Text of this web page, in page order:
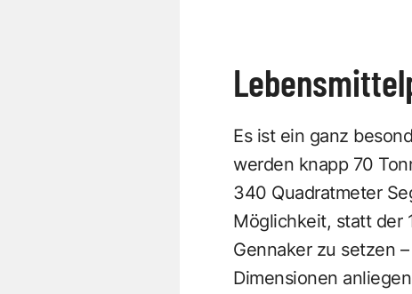
Es ist ein ganz
werden knapp 70
340 Quadratmeter
Möglichkeit, statt der
Gennaker zu setzen
Dimensionen